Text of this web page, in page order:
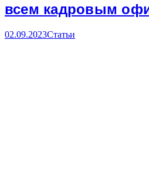
всем кадровым
02.09.2023Статьи